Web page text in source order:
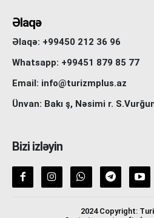
Əlaqə
Əlaqə: +99450 212 36 96
Whatsapp: +99451 879 85 77
Email: info@turizmplus.az
Ünvan: Bakı ş, Nəsimi r.
Bizi izləyin
2024 Copyright: